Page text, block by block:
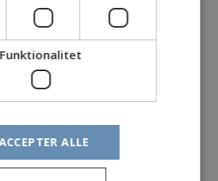
år gammel forening, som er
mål at samle mest muligt
Kommune, så alle kan
så gør vi en meget stor indsats
med gydegrus, så
bliver så gode som muligt.
Funktionalitet
ALLE